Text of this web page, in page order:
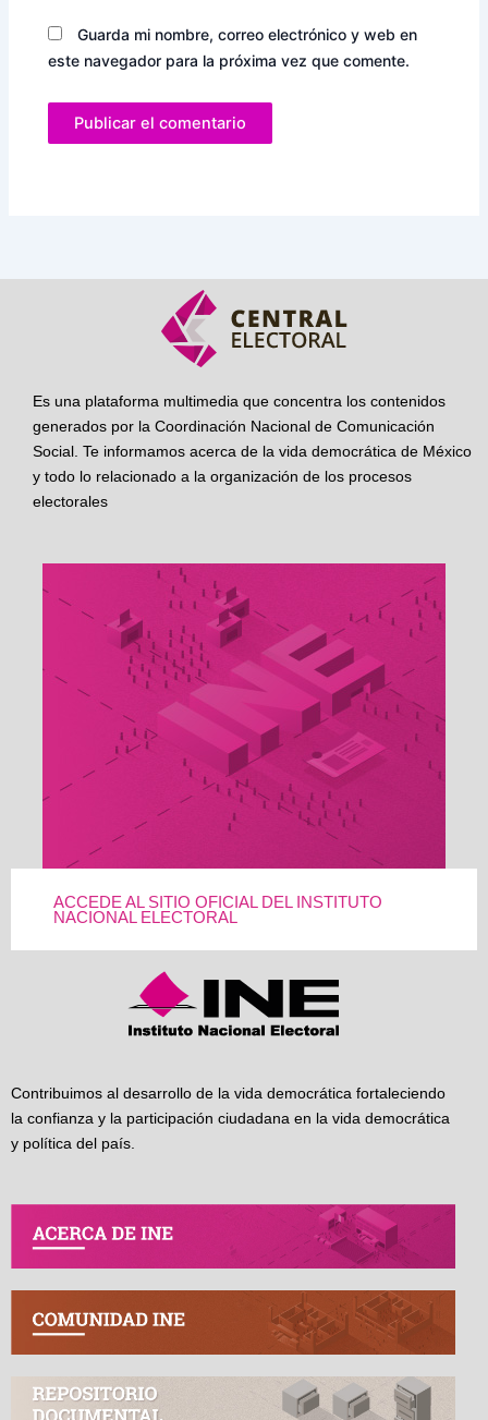
Guarda mi nombre, correo electrónico y web en
este navegador para la próxima vez que comente.
Es una plataforma multimedia que concentra los contenidos
generados por la Coordinación Nacional de Comunicación
Social. Te informamos acerca de la vida democrática de México
y todo lo relacionado a la organización de los procesos
electorales
ACCEDE AL SITIO OFICIAL DEL INSTITUTO
NACIONAL ELECTORAL
Contribuimos al desarrollo de la vida democrática fortaleciendo
la confianza y la participación ciudadana en la vida democrática
y política del país.